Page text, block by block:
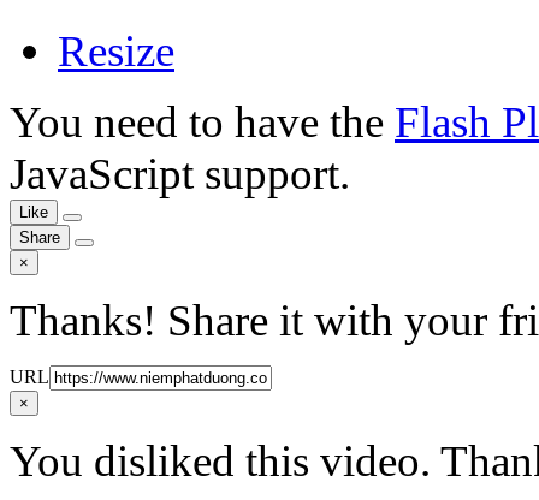
Resize
You need to have the Flash
JavaScript support.
Like
Share
×
Thanks! Share it with your
URL
×
You disliked this video.